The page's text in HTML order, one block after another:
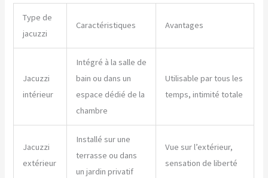
Type de
jacuzzi
Caractéristiques Avantages
Jacuzzi
intérieur
Intégré à la salle de
bain ou dans un
espace dédié de la
chambre
Utilisable par tous les
temps, intimité totale
Jacuzzi
extérieur
Installé sur une
terrasse ou dans
un jardin privatif
Vue sur l’extérieur,
sensation de liberté